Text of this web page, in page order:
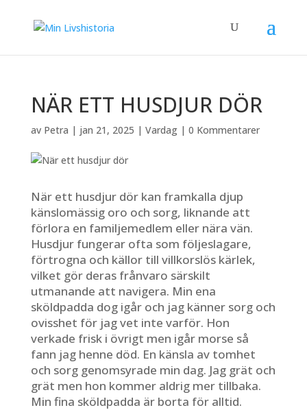
NÄR ETT HUSDJUR DÖR
av Petra | jan 21, 2025 | Vardag| 0 Kommentarer
När ett husdjur dör kan framkalla djup
känslomässig oro och sorg, liknande att
förlora en familjemedlem eller nära vän.
Husdjur fungerar ofta som följeslagare,
förtrogna och källor till villkorslös kärlek,
vilket gör deras frånvaro särskilt
utmanande att navigera. Min ena
sköldpadda dog igår och jag känner sorg och
ovisshet för jag vet inte varför. Hon
verkade frisk i övrigt men igår morse så
fann jag henne död. En känsla av tomhet
och sorg genomsyrade min dag. Jag grät och
grät men hon kommer aldrig mer tillbaka.
Min fina sköldpadda är borta för alltid.